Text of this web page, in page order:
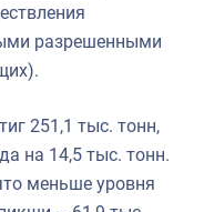
разрешенными
251,1 тыс. тонн,
на 14,5 тыс. тонн.
меньше уровня